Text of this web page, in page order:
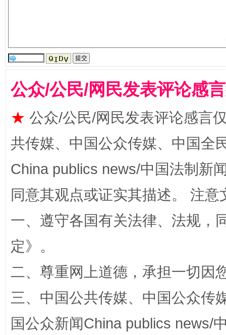
阿坝州三大球赛在茂县开幕 规模
公众/公民/网民发表评论感
★ 公众/公民/网民发表评论感言
共传媒、中国公众传媒、中国全
China publics news/中国法制新
同意其观点或证实其描述。 注
一、遵守各国有关法律、法规，
定》。
二、尊重网上道德，承担一切因
三、中国公共传媒、中国公众传
国公众新闻China publics news/